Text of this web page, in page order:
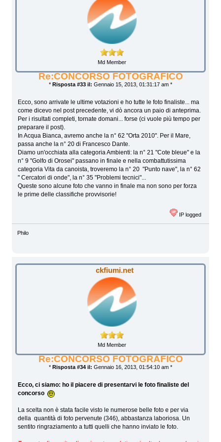
Md Member
Re:CONCORSO FOTOGRAFICO
* Risposta #33 il: Gennaio 15, 2013, 01:31:17 am *
Ecco, sono arrivate le ultime votazioni e ho tutte le foto finaliste... ma
come dicevo nel post precedente, vi dò ancora un paio di anteprima.
Per i risultati completi, tornate domani... forse (ci vuole più tempo per
preparare il post).
In Acqua Bianca, avremo anche la n° 62 "Orta 2010". Per il Mare,
passa anche la n° 20 di Francesco Dante.
Diamo un'occhiata alla categoria Ambienti: la n° 21 "Cote bleue" e la
n° 9 "Golfo di Orosei" passano in finale e nella combattutissima
categoria Vita da canoista, troveremo la n° 20 "Punto nave", la n° 62
" Cercatori di onde", la n° 35 "Problemi tecnici"...
Queste sono alcune foto che vanno in finale ma non sono per forza
le prime delle classifiche provvisorie!
IP logged
Philo
ckfiumi.net
Md Member
Re:CONCORSO FOTOGRAFICO
* Risposta #34 il: Gennaio 16, 2013, 01:54:10 am *
Ecco, ci siamo: ho il piacere di presentarvi le foto finaliste del
concorso
La scelta non è stata facile visto le numerose belle foto e per via
della quantità di foto pervenute (346), abbastanza laboriosa. Un
sentito ringraziamento a tutti quelli che hanno inviato le foto.